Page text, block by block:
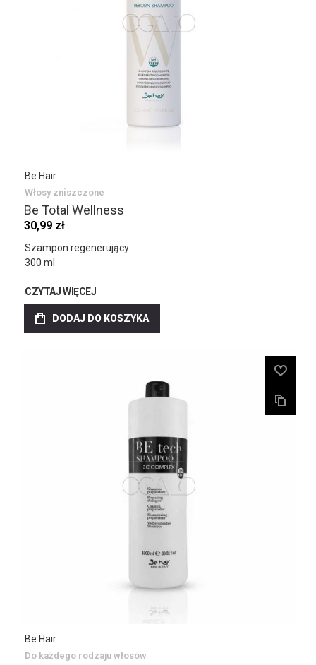
Be Hair
Włosy zniszczone
Be Total Wellness
30,99 zł
Szampon regenerujący
300 ml
CZYTAJ WIĘCEJ
DODAJ DO KOSZYKA
Be Hair
Do każdego rodzaju włosów